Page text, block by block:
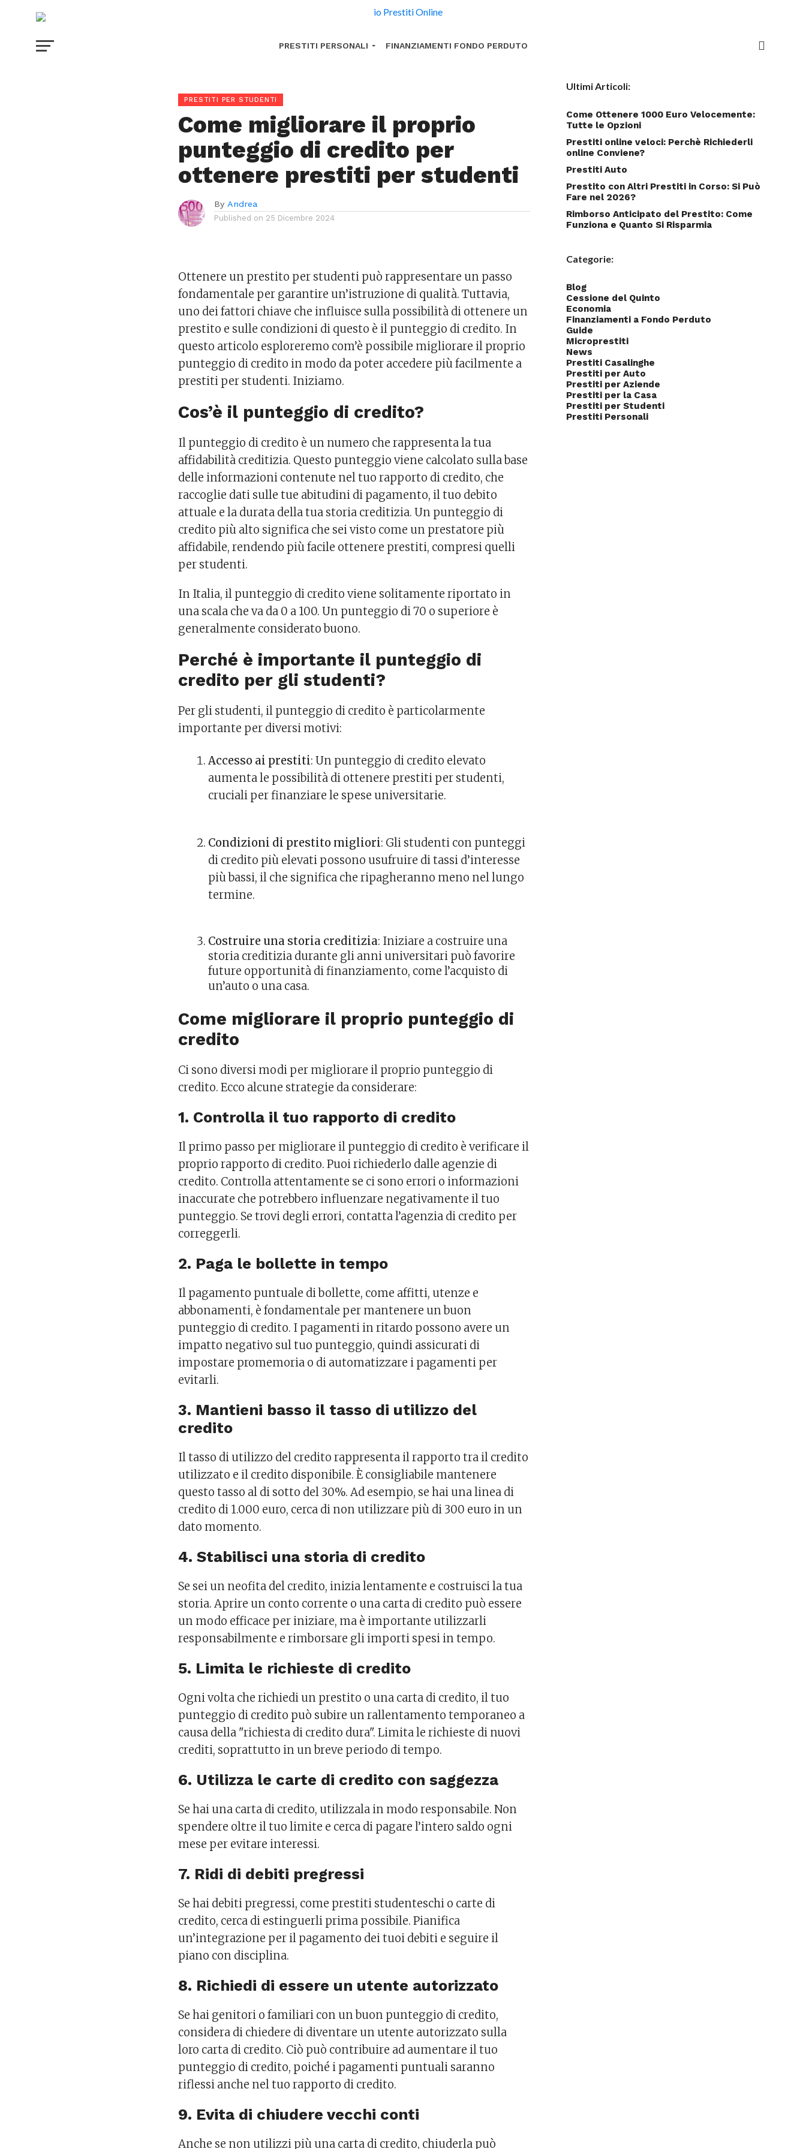
PRESTITI PERSONALI FINANZIAMENTI FONDO PERDUTO
PRESTITI PER STUDENTI
Come migliorare il proprio
punteggio di credito per
ottenere prestiti per studenti
By Andrea
Published on 25 Dicembre 2024
Ottenere un prestito per studenti può rappresentare un passo
fondamentale per garantire un’istruzione di qualità. Tuttavia,
uno dei fattori chiave che influisce sulla possibilità di ottenere un
prestito e sulle condizioni di questo è il punteggio di credito. In
questo articolo esploreremo com’è possibile migliorare il proprio
punteggio di credito in modo da poter accedere più facilmente a
prestiti per studenti. Iniziamo.
Cos’è il punteggio di credito?
Il punteggio di credito è un numero che rappresenta la tua
affidabilità creditizia. Questo punteggio viene calcolato sulla base
delle informazioni contenute nel tuo rapporto di credito, che
raccoglie dati sulle tue abitudini di pagamento, il tuo debito
attuale e la durata della tua storia creditizia. Un punteggio di
credito più alto significa che sei visto come un prestatore più
affidabile, rendendo più facile ottenere prestiti, compresi quelli
per studenti.
In Italia, il punteggio di credito viene solitamente riportato in
una scala che va da 0 a 100. Un punteggio di 70 o superiore è
generalmente considerato buono.
Perché è importante il punteggio di
credito per gli studenti?
Per gli studenti, il punteggio di credito è particolarmente
importante per diversi motivi:
Accesso ai prestiti: Un punteggio di credito elevato
aumenta le possibilità di ottenere prestiti per studenti,
cruciali per finanziare le spese universitarie.
Condizioni di prestito migliori: Gli studenti con punteggi
di credito più elevati possono usufruire di tassi d’interesse
più bassi, il che significa che ripagheranno meno nel lungo
termine.
Costruire una storia creditizia: Iniziare a costruire una
storia creditizia durante gli anni universitari può favorire
future opportunità di finanziamento, come l’acquisto di
un’auto o una casa.
Come migliorare il proprio punteggio di
credito
Ci sono diversi modi per migliorare il proprio punteggio di
credito. Ecco alcune strategie da considerare:
1. Controlla il tuo rapporto di credito
Il primo passo per migliorare il punteggio di credito è verificare il
proprio rapporto di credito. Puoi richiederlo dalle agenzie di
credito. Controlla attentamente se ci sono errori o informazioni
inaccurate che potrebbero influenzare negativamente il tuo
punteggio. Se trovi degli errori, contatta l’agenzia di credito per
correggerli.
2. Paga le bollette in tempo
Il pagamento puntuale di bollette, come affitti, utenze e
abbonamenti, è fondamentale per mantenere un buon
punteggio di credito. I pagamenti in ritardo possono avere un
impatto negativo sul tuo punteggio, quindi assicurati di
impostare promemoria o di automatizzare i pagamenti per
evitarli.
3. Mantieni basso il tasso di utilizzo del
credito
Il tasso di utilizzo del credito rappresenta il rapporto tra il credito
utilizzato e il credito disponibile. È consigliabile mantenere
questo tasso al di sotto del 30%. Ad esempio, se hai una linea di
credito di 1.000 euro, cerca di non utilizzare più di 300 euro in un
dato momento.
4. Stabilisci una storia di credito
Se sei un neofita del credito, inizia lentamente e costruisci la tua
storia. Aprire un conto corrente o una carta di credito può essere
un modo efficace per iniziare, ma è importante utilizzarli
responsabilmente e rimborsare gli importi spesi in tempo.
5. Limita le richieste di credito
Ogni volta che richiedi un prestito o una carta di credito, il tuo
punteggio di credito può subire un rallentamento temporaneo a
causa della "richiesta di credito dura". Limita le richieste di nuovi
crediti, soprattutto in un breve periodo di tempo.
6. Utilizza le carte di credito con saggezza
Se hai una carta di credito, utilizzala in modo responsabile. Non
spendere oltre il tuo limite e cerca di pagare l’intero saldo ogni
mese per evitare interessi.
7. Ridi di debiti pregressi
Se hai debiti pregressi, come prestiti studenteschi o carte di
credito, cerca di estinguerli prima possibile. Pianifica
un’integrazione per il pagamento dei tuoi debiti e seguire il
piano con disciplina.
8. Richiedi di essere un utente autorizzato
Se hai genitori o familiari con un buon punteggio di credito,
considera di chiedere di diventare un utente autorizzato sulla
loro carta di credito. Ciò può contribuire ad aumentare il tuo
punteggio di credito, poiché i pagamenti puntuali saranno
riflessi anche nel tuo rapporto di credito.
9. Evita di chiudere vecchi conti
Anche se non utilizzi più una carta di credito, chiuderla può
Ultimi Articoli:
Come Ottenere 1000 Euro Velocemente:
Tutte le Opzioni
Prestiti online veloci: Perchè Richiederli
online Conviene?
Prestiti Auto
Prestito con Altri Prestiti in Corso: Si Può
Fare nel 2026?
Rimborso Anticipato del Prestito: Come
Funziona e Quanto Si Risparmia
Categorie:
Blog
Cessione del Quinto
Economia
Finanziamenti a Fondo Perduto
Guide
Microprestiti
News
Prestiti Casalinghe
Prestiti per Auto
Prestiti per Aziende
Prestiti per la Casa
Prestiti per Studenti
Prestiti Personali